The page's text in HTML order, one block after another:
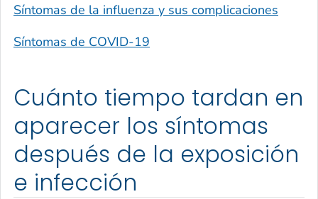
Síntomas de la influenza y sus complicaciones
Síntomas de COVID-19
Cuánto tiempo tardan en
aparecer los síntomas
después de la exposición
e infección